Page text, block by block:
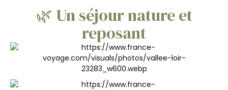
🌿 Un séjour nature et
reposant